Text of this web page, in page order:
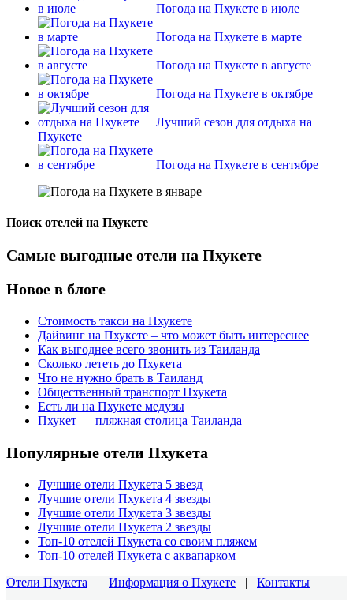
Погода на Пхукете в июле
Погода на Пхукете в марте
Погода на Пхукете в августе
Погода на Пхукете в октябре
Лучший сезон для отдыха на
Пхукете
Погода на Пхукете в сентябре
Поиск отелей на Пхукете
Самые выгодные отели на Пхукете
Новое в блоге
Стоимость такси на Пхукете
Дайвинг на Пхукете – что может быть интереснее
Как выгоднее всего звонить из Таиланда
Сколько лететь до Пхукета
Что не нужно брать в Таиланд
Общественный транспорт Пхукета
Есть ли на Пхукете медузы
Пхукет — пляжная столица Таиланда
Популярные отели Пхукета
Лучшие отели Пхукета 5 звезд
Лучшие отели Пхукета 4 звезды
Лучшие отели Пхукета 3 звезды
Лучшие отели Пхукета 2 звезды
Топ-10 отелей Пхукета со своим пляжем
Топ-10 отелей Пхукета с аквапарком
Отели Пхукета | Информация о Пхукете | Контакты